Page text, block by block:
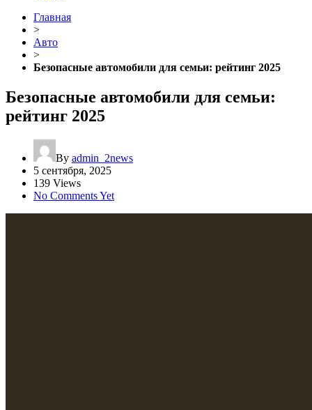
Главная
>
Авто
>
Безопасные автомобили для семьи: рейтинг 2025
Безопасные автомобили для семьи:
рейтинг 2025
By admin_2news
5 сентября, 2025
139 Views
No Comments Yet